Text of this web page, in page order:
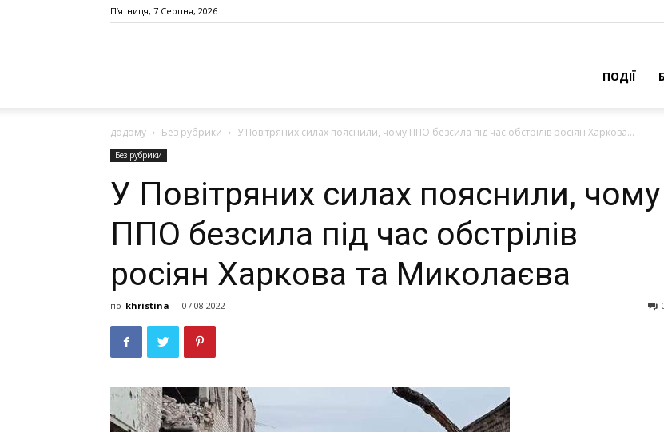
П’ятниця, 7 Серпня, 2026
ПОДІЇ
додому Без рубрики У Повітряних силах пояснили, чому ППО безсила під час обстрілів росіян Харкова...
Без рубрики
У Повітряних силах пояснили, чому
ППО безсила під час обстрілів
росіян Харкова та Миколаєва
по khristina - 07.08.2022